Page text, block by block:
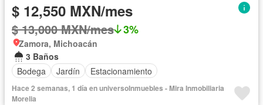
$ 12,550 MXN/mes
$ 13,000 MXN/mes 3%
Zamora, Michoacán
3 Baños
Bodega
Jardín Estacionamiento
Hace 2 semanas, 1 día en universoInmuebles - Mira Inmobiliaria
Morelia